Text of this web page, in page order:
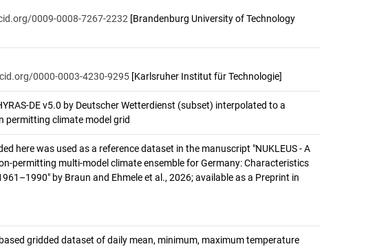
0009-0008-7267-2232 [Brandenburg University of Technology
0000-0003-4230-9295 [Karlsruher Institut für Technologie]
DE v5.0 by Deutscher Wetterdienst (subset) interpolated to a
permitting climate model grid
here was used as a reference dataset in the manuscript "NUKLEUS - A
permitting multi-model climate ensemble for Germany: Characteristics
by Braun and Ehmele et al., 2026; available as a Preprint in
gridded dataset of daily mean, minimum, maximum temperature